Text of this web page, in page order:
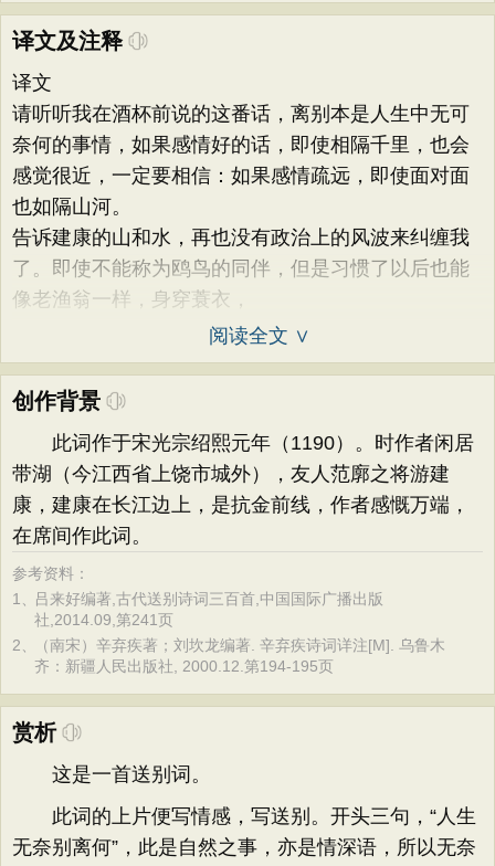
译文及注释
译文
请听听我在酒杯前说的这番话，离别本是人生中无可
奈何的事情，如果感情好的话，即使相隔千里，也会
感觉很近，一定要相信：如果感情疏远，即使面对面
也如隔山河。
告诉建康的山和水，再也没有政治上的风波来纠缠我
了。即使不能称为鸥鸟的同伴，但是习惯了以后也能
像老渔翁一样，身穿蓑衣，
阅读全文 ∨
创作背景
此词作于宋光宗绍熙元年（1190）。时作者闲居
带湖（今江西省上饶市城外），友人范廓之将游建
康，建康在长江边上，是抗金前线，作者感慨万端，
在席间作此词。
参考资料：
1、 吕来好编著,古代送别诗词三百首,中国国际广播出版
社,2014.09,第241页
2、
（南宋）辛弃疾著；刘坎龙编著. 辛弃疾诗词详注[M]. 乌鲁木
齐：新疆人民出版社, 2000.12.第194-195页
赏析
这是一首送别词。
此词的上片便写情感，写送别。开头三句，“人生
无奈别离何”，此是自然之事，亦是情深语，所以无奈